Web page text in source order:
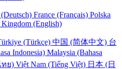
France (Français) Polska
(English)
(Türkçe) 中国 (简体中文) 台
Indonesia) Malaysia (Bahasa
ทย) Việt Nam (Tiếng Việt) 日本 (日